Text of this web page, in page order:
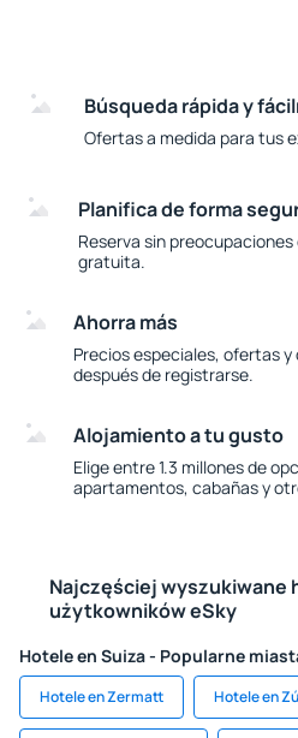
Búsqueda rápida y
Ofertas a medida para tus
Planifica de forma
Reserva sin
gratuita.
Ahorra más
Precios especiales, ofertas
después de registrarse.
Alojamiento a tu gusto
Elige entre 1.3 millones de
apartamentos, cabañas y
Najczęściej wyszukiwane
użytkowników eSky
Hotele en Suiza - Popularne
Hotele en Zermatt Hotele en